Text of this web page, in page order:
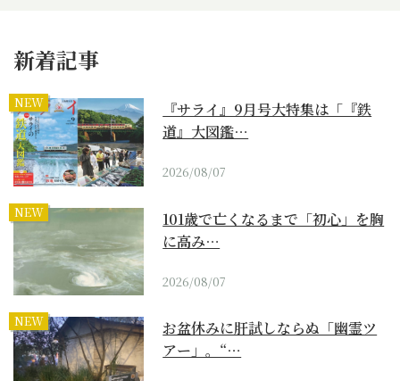
新着記事
NEW
『サライ』9月号大特集は「『鉄
道』大図鑑…
2026/08/07
NEW
101歳で亡くなるまで「初心」を胸
に高み…
2026/08/07
NEW
お盆休みに肝試しならぬ「幽霊ツ
アー」。“…